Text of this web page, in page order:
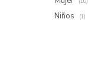
Niños (1)